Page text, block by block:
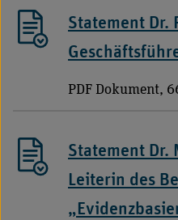
Statement Dr.
PDF Dokument,
Statement Dr.
Leiterin des